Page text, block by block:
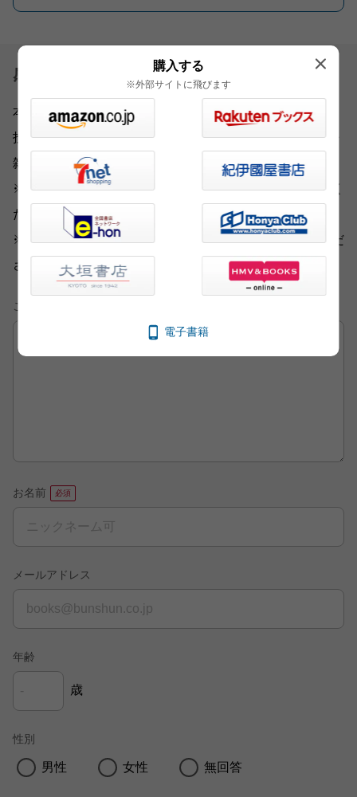
感想を送る
本書をお読みになったご意見・ご感想をお寄せください。
投稿されたお客様の声は、弊社ウェブサイト、また新聞・
雑誌広告などに掲載させていただく場合がございます。
※いただいた内容へのご返信は致しかねますのでご了承く
ださい。
※ご意見・ご感想以外は、
こちらから各部門にお送りくだ
さい。
ご意見・ご感想
お名前
メールアドレス
年齢
歳
性別
男性 女性 無回答
購入する
※外部サイトに飛びます
電子書籍